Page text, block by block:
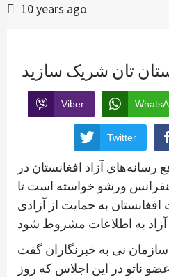
10 years ago
تان شریک سازید
Viber
Twitter
رسانه‌های آزاد افغانستان در
ورشو خواسته است تا
به حمایت از آزادی
نی به خبرنگاران گفت
ناتو در این اجلاس که روز